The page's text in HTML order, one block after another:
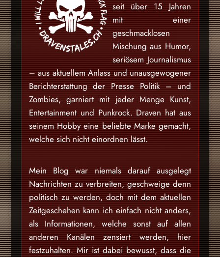
seit über 15 Jahren
mit einer
geschmacklosen
Mischung aus Humor,
seriösem Journalismus
– aus aktuellem Anlass und unausgewogener
Berichterstattung der Presse Politik – und
Zombies, garniert mit jeder Menge Kunst,
Entertainment und Punkrock. Draven hat aus
seinem Hobby eine beliebte Marke gemacht,
welche sich nicht einordnen lässt.
Mein Blog war niemals darauf ausgelegt
Nachrichten zu verbreiten, geschweige denn
politisch zu werden, doch mit dem aktuellen
Zeitgeschehen kann ich einfach nicht anders,
als Informationen, welche sonst auf allen
anderen Kanälen zensiert werden, hier
festzuhalten. Mir ist dabei bewusst, dass die